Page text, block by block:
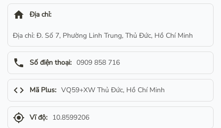
home Địa chỉ:
Địa chỉ: Đ. Số 7, Phường Linh Trung, Thủ Đức, Hồ Chí Minh
phone Số điện thoại: 0909 858 716
code Mã Plus: VQ59+XW Thủ Đức, Hồ Chí Minh
gps_fixed Vĩ độ: 10.8599206